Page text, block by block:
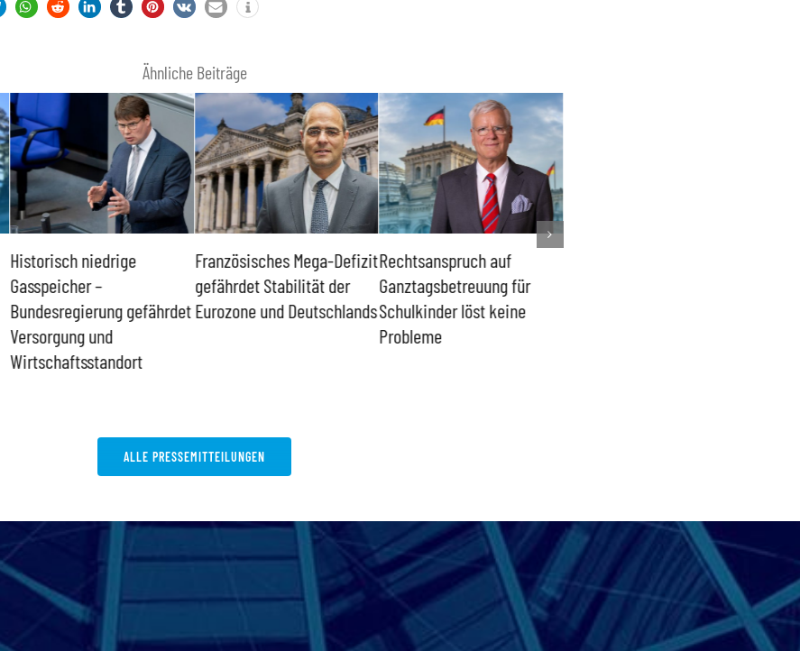
Ähnliche Beiträge
Historisch niedrige
Gasspeicher –
Bundesregierung gefährdet
Versorgung und
Wirtschaftsstandort
Französisches Mega-Defizit
gefährdet Stabilität der
Eurozone und Deutschlands
Rechtsanspruch auf
Ganztagsbetreuung für
Schulkinder löst keine
Probleme
ALLE PRESSEMITTEILUNGEN